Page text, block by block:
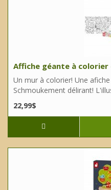
Affiche géante à colorier
Un mur à colorier! Une
Schmoukement délirant!
22,99$